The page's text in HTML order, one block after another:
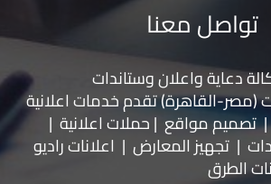
تواصل معنا
دعاية واعلان وستاندات
(مصر-القاهرة) تقدم خدمات اعلانية
تصميم مواقع | حملات اعلانية |
| تجهيز المعارض | اعلانات راديو
الطرق